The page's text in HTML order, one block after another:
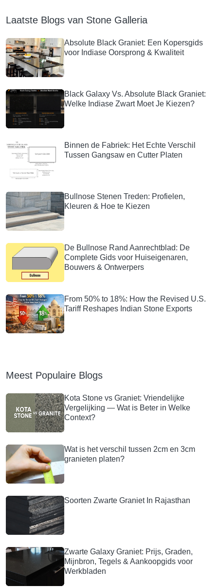
Laatste Blogs van Stone Galleria
Absolute Black Graniet: Een Kopersgids
voor Indiase Oorsprong & Kwaliteit
Black Galaxy Vs. Absolute Black Graniet:
Welke Indiase Zwart Moet Je Kiezen?
Binnen de Fabriek: Het Echte Verschil
Tussen Gangsaw en Cutter Platen
Bullnose Stenen Treden: Profielen,
Kleuren & Hoe te Kiezen
De Bullnose Rand Aanrechtblad: De
Complete Gids voor Huiseigenaren,
Bouwers & Ontwerpers
From 50% to 18%: How the Revised U.S.
Tariff Reshapes Indian Stone Exports
Meest Populaire Blogs
Kota Stone vs Graniet: Vriendelijke
Vergelijking — Wat is Beter in Welke
Context?
Wat is het verschil tussen 2cm en 3cm
granieten platen?
Soorten Zwarte Graniet In Rajasthan
Zwarte Galaxy Graniet: Prijs, Graden,
Mijnbron, Tegels & Aankoopgids voor
Werkbladen